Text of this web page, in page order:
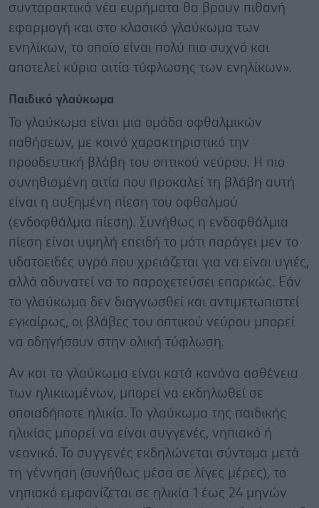
συνταρακτικά νέα ευρήματα θα βρουν πιθανή
εφαρμογή και στο κλασικό γλαύκωμα των
ενηλίκων, το οποίο είναι πολύ πιο συχνό και
αποτελεί κύρια αιτία τύφλωσης των ενηλίκων».
Παιδικό γλαύκωμα
Το γλαύκωμα είναι μια ομάδα οφθαλμικών
παθήσεων, με κοινό χαρακτηριστικό την
προοδευτική βλάβη του οπτικού νεύρου. Η πιο
συνηθισμένη αιτία που προκαλεί τη βλάβη αυτή
είναι η αυξημένη πίεση του οφθαλμού
(ενδοφθάλμια πίεση). Συνήθως η ενδοφθάλμια
πίεση είναι υψηλή επειδή το μάτι παράγει μεν το
υδατοειδές υγρό που χρειάζεται για να είναι υγιές,
αλλά αδυνατεί να το παροχετεύσει επαρκώς. Εάν
το γλαύκωμα δεν διαγνωσθεί και αντιμετωπιστεί
εγκαίρως, οι βλάβες του οπτικού νεύρου μπορεί
να οδηγήσουν στην ολική τύφλωση.
Αν και το γλαύκωμα είναι κατά κανόνα ασθένεια
των ηλικιωμένων, μπορεί να εκδηλωθεί σε
οποιαδήποτε ηλικία. Το γλαύκωμα της παιδικής
ηλικίας μπορεί να είναι συγγενές, νηπιακό ή
νεανικό. Το συγγενές εκδηλώνεται σύντομα μετά
τη γέννηση (συνήθως μέσα σε λίγες μέρες), το
νηπιακό εμφανίζεται σε ηλικία 1 έως 24 μηνών